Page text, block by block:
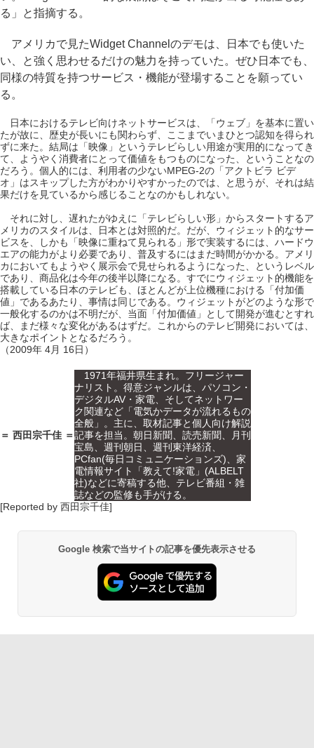
る」と指摘する。
アメリカで見たWidget Channelのデモは、日本でも使いた
い、と強く思わせるだけの魅力を持っていた。ぜひ日本でも、
同様の特質を持つサービス・機能が登場することを願ってい
る。
日本におけるテレビ向けネットサービスは、「ウェブ」を基本に置い
たが故に、歴史が長いにも関わらず、ここまでいまひとつ認知を得られ
ずに来た。結局は「映像」というテレビらしい用途が実用的になってき
て、ようやく消費者にとって価値をもつものになった、ということなの
だろう。個人的には、利用者の少ないMPEG-2の「アクトビラ ビデ
オ」はスキップした方がわかりやすかったのでは、と思うが、それは結
果だけを見ているから感じることなのかもしれない。
それに対し、遅れたがゆえに「テレビらしい形」からスタートするア
メリカのスタイルは、日本とは対照的だ。だが、ウィジェット的なサー
ビスを、しかも「映像に重ねて見られる」形で実装するには、ハードウ
エアの能力がより必要であり、普及するにはまだ時間がかかる。アメリ
カにおいてもようやく展示会で見せられるようになった、というレベル
であり、商品化は今年の後半以降になる。すでにウィジェット的機能を
搭載している日本のテレビも、ほとんどが上位機種における「付加価
値」であるあたり、事情は同じである。ウィジェットがどのような形で
一般化するのかは不明だが、当面「付加価値」として開発が進むとすれ
ば、まだ様々な変化があるはずだ。これからのテレビ開発においては、
大きなポイントとなるだろう。
（2009年 4月 16日）
＝ 西田宗千佳 ＝
1971年福井県生まれ。フリージャー
ナリスト。得意ジャンルは、パソコン・
デジタルAV・家電、そしてネットワー
ク関連など「電気かデータが流れるもの
全般」。主に、取材記事と個人向け解説
記事を担当。朝日新聞、読売新聞、月刊
宝島、週刊朝日、週刊東洋経済、
PCfan(毎日コミュニケーションズ)、家
電情報サイト「教えて!家電」(ALBELT
社)などに寄稿する他、テレビ番組・雑
誌などの監修も手がける。
[Reported by 西田宗千佳]
Google 検索で当サイトの記事を優先表示させる